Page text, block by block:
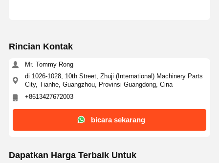
Rincian Kontak
Mr. Tommy Rong
di 1026-1028, 10th Street, Zhuji (International) Machinery Parts
City, Tianhe, Guangzhou, Provinsi Guangdong, Cina
+8613427672003
bicara sekarang
Dapatkan Harga Terbaik Untuk